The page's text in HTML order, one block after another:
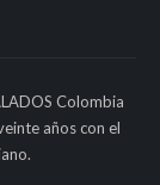
Colombia
años con el